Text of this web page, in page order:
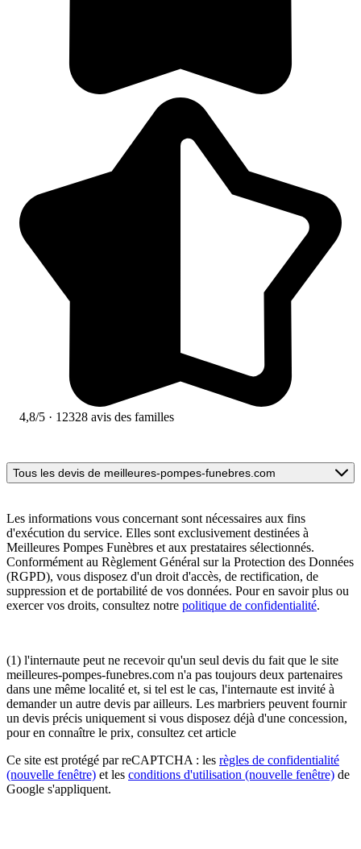
4,8/5 · 12328 avis des familles
Tous les devis de meilleures-pompes-funebres.com
Les informations vous concernant sont nécessaires aux fins
d'exécution du service. Elles sont exclusivement destinées à
Meilleures Pompes Funèbres et aux prestataires sélectionnés.
Conformément au Règlement Général sur la Protection des Données
(RGPD), vous disposez d'un droit d'accès, de rectification, de
suppression et de portabilité de vos données. Pour en savoir plus ou
exercer vos droits, consultez notre politique de confidentialité.
(1) l'internaute peut ne recevoir qu'un seul devis du fait que le site
meilleures-pompes-funebres.com n'a pas toujours deux partenaires
dans une même localité et, si tel est le cas, l'internaute est invité à
demander un autre devis par ailleurs. Les marbriers peuvent fournir
un devis précis uniquement si vous disposez déjà d'une concession,
pour en connaître le prix, consultez cet article
Ce site est protégé par reCAPTCHA : les règles de confidentialité
(nouvelle fenêtre) et les conditions d'utilisation (nouvelle fenêtre) de
Google s'appliquent.